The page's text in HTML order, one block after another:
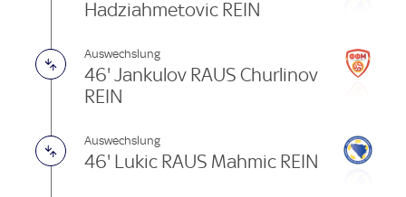
Hadziahmetovic REIN
Auswechslung
46' Jankulov RAUS Churlinov
REIN
Auswechslung
46' Lukic RAUS Mahmic REIN